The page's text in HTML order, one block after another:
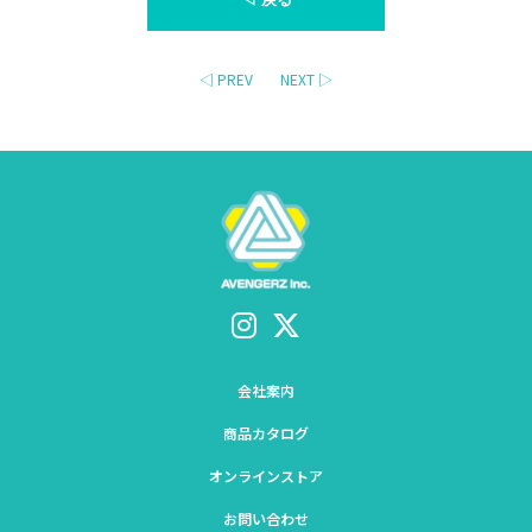
◁ PREV NEXT ▷
会社案内
商品カタログ
オンラインストア
お問い合わせ